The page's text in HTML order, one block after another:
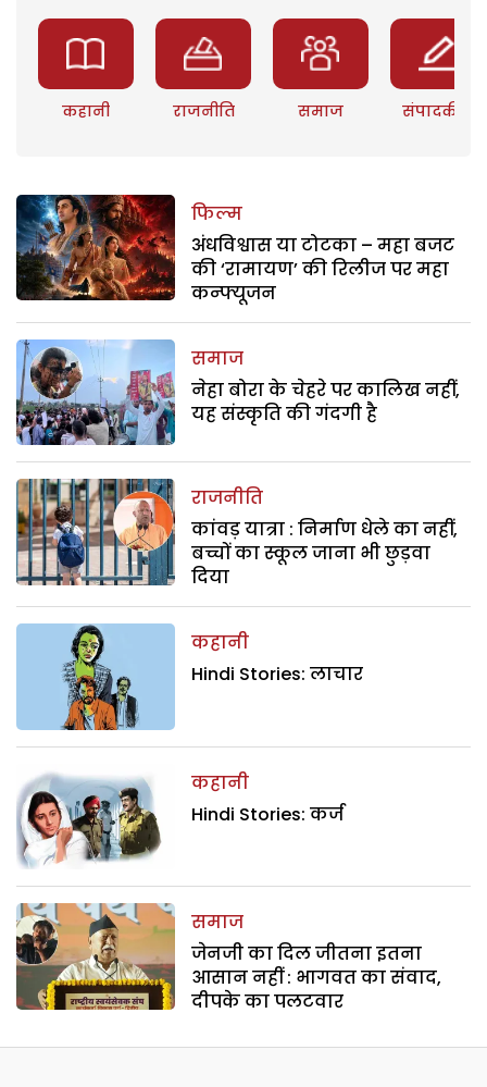
कहानी राजनीति समाज संपादकीय
फिल्म
अंधविश्वास या टोटका – महा बजट
की ‘रामायण’ की रिलीज पर महा
कन्फ्यूजन
समाज
नेहा बोरा के चेहरे पर कालिख नहीं,
यह संस्कृति की गंदगी है
राजनीति
कांवड़ यात्रा : निर्माण धेले का नहीं,
बच्चों का स्कूल जाना भी छुड़वा
दिया
कहानी
Hindi Stories: लाचार
कहानी
Hindi Stories: कर्ज
समाज
जेनजी का दिल जीतना इतना
आसान नहीं : भागवत का संवाद,
दीपके का पलटवार